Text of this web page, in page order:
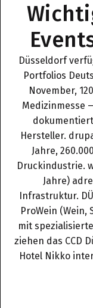
Düsseldorf
Portfolios
November,
Medizinmesse
Hersteller.
Jahre,
Druckindustrie.
Jahre)
Infrastruktur.
ProWein
mit
ziehen das CCD
Hotel Nikko